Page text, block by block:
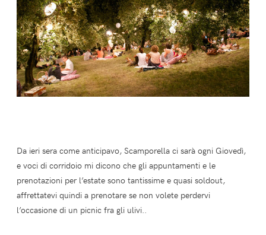
Da ieri sera come anticipavo, Scamporella ci sarà ogni Giovedì,
e voci di corridoio mi dicono che gli appuntamenti e le
prenotazioni per l’estate sono tantissime e quasi soldout,
affrettatevi quindi a prenotare se non volete perdervi
l’occasione di un picnic fra gli ulivi..